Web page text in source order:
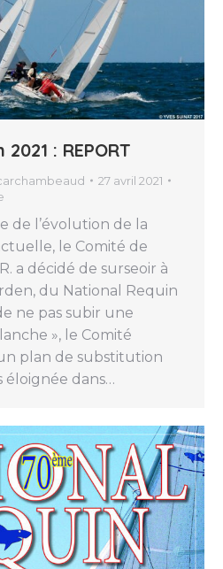
: REPORT
27 avril 2021
de l’évolution de la
le Comité de
a décidé de surseoir à
du National Requin
ne pas subir une
», le Comité
plan de substitution
éloignée dans…